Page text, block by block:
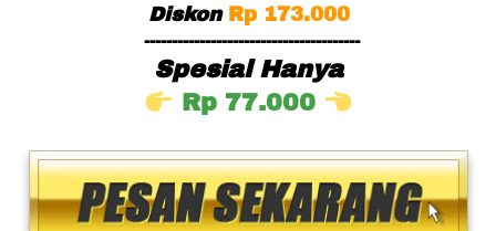
Diskon
Rp 173.000
---------------------------------------
Spesial Hanya
Rp 77.000